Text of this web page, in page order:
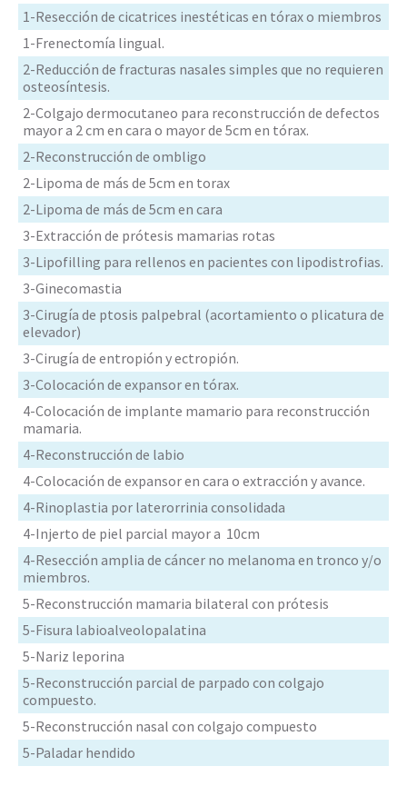
1-Resección de cicatrices inestéticas en tórax o miembros
1-Frenectomía lingual.
2-Reducción de fracturas nasales simples que no requieren
osteosíntesis.
2-Colgajo dermocutaneo para reconstrucción de defectos
mayor a 2 cm en cara o mayor de 5cm en tórax.
2-Reconstrucción de ombligo
2-Lipoma de más de 5cm en torax
2-Lipoma de más de 5cm en cara
3-Extracción de prótesis mamarias rotas
3-Lipofilling para rellenos en pacientes con lipodistrofias.
3-Ginecomastia
3-Cirugía de ptosis palpebral (acortamiento o plicatura de
elevador)
3-Cirugía de entropión y ectropión.
3-Colocación de expansor en tórax.
4-Colocación de implante mamario para reconstrucción
mamaria.
4-Reconstrucción de labio
4-Colocación de expansor en cara o extracción y avance.
4-Rinoplastia por laterorrinia consolidada
4-Injerto de piel parcial mayor a 10cm
4-Resección amplia de cáncer no melanoma en tronco y/o
miembros.
5-Reconstrucción mamaria bilateral con prótesis
5-Fisura labioalveolopalatina
5-Nariz leporina
5-Reconstrucción parcial de parpado con colgajo
compuesto.
5-Reconstrucción nasal con colgajo compuesto
5-Paladar hendido